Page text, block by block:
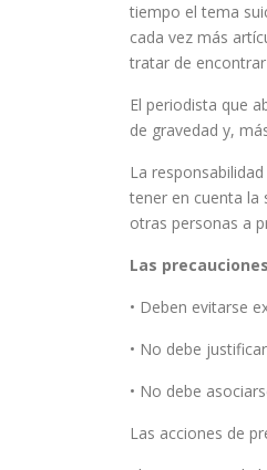
tiempo el tema
cada vez más
tratar de
El periodista que
de gravedad y,
La
tener en cuenta la
otras personas a
Las
• Deben evitarse
• No debe
• No debe
Las acciones de